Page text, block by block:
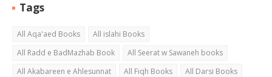
Tags
All Aqa'aed Books
All islahi Books
All Radd e BadMazhab Book
All Seerat w Sawaneh books
All Akabareen e Ahlesunnat
All Fiqh Books
All Darsi Books